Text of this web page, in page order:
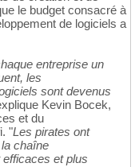
le budget consacré à
de logiciels a
entreprise un
les
sont devenus
Kevin Bocek,
et du
"Les pirates ont
chaîne
et plus